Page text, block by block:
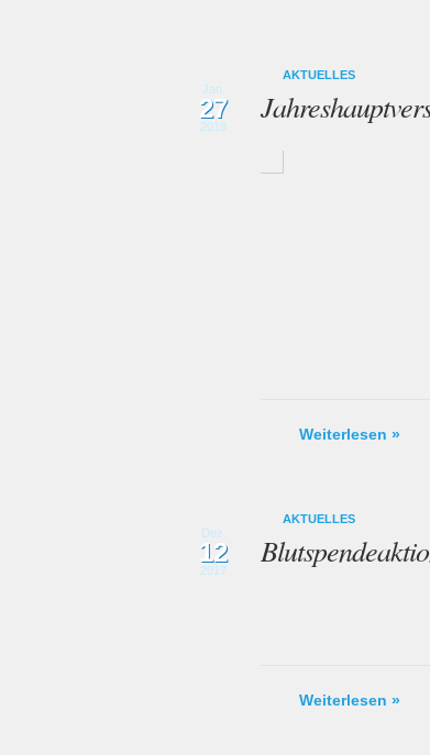
Jan.
27
2018
AKTUELLES
Weiterlesen »
Dez.
12
2017
AKTUELLES
Weiterlesen »